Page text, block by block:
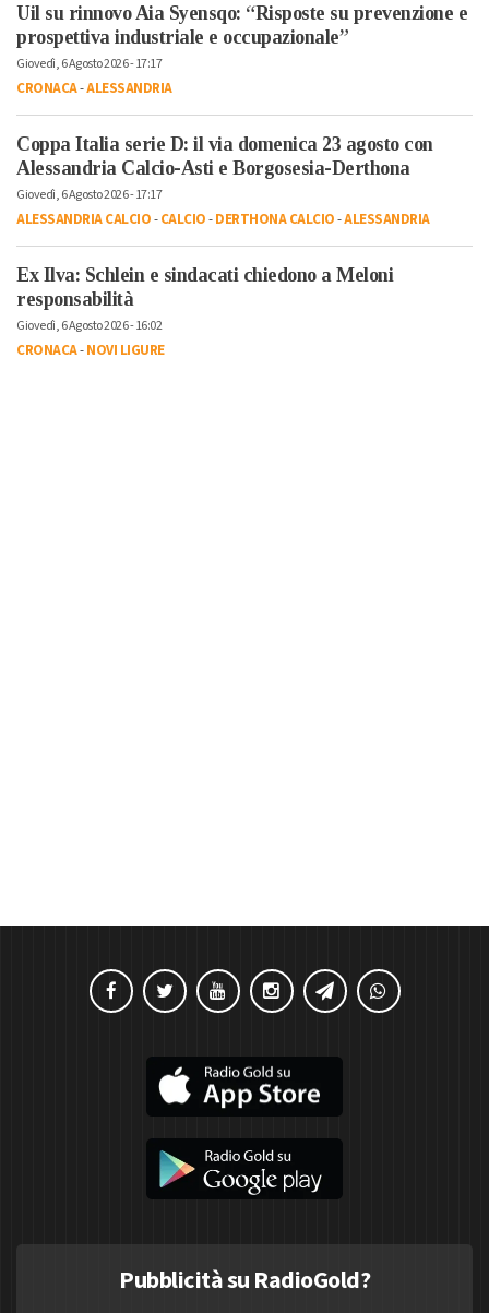
Uil su rinnovo Aia Syensqo: “Risposte su prevenzione e
prospettiva industriale e occupazionale”
Giovedì, 6 Agosto 2026 - 17:17
CRONACA-ALESSANDRIA
Coppa Italia serie D: il via domenica 23 agosto con
Alessandria Calcio-Asti e Borgosesia-Derthona
Giovedì, 6 Agosto 2026 - 17:17
ALESSANDRIA CALCIO-CALCIO-DERTHONA CALCIO-ALESSANDRIA
Ex Ilva: Schlein e sindacati chiedono a Meloni
responsabilità
Giovedì, 6 Agosto 2026 - 16:02
CRONACA-NOVI LIGURE
Pubblicità su RadioGold?